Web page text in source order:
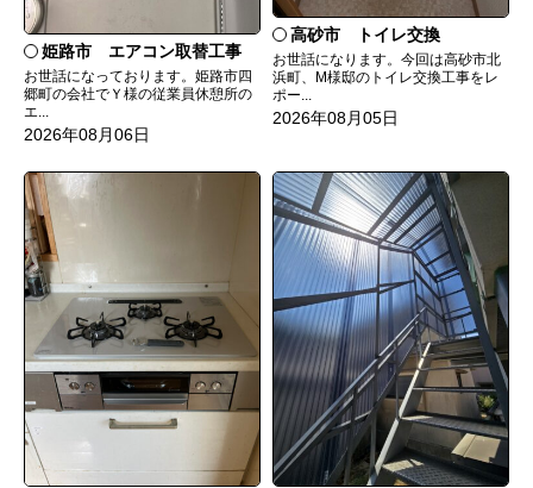
姫路市 エアコン取替工事
お世話になっております。姫路市四
郷町の会社でＹ様の従業員休憩所の
エ...
2026年08月06日
高砂市 トイレ交換
お世話になります。今回は高砂市北
浜町、M様邸のトイレ交換工事をレ
ポー...
2026年08月05日